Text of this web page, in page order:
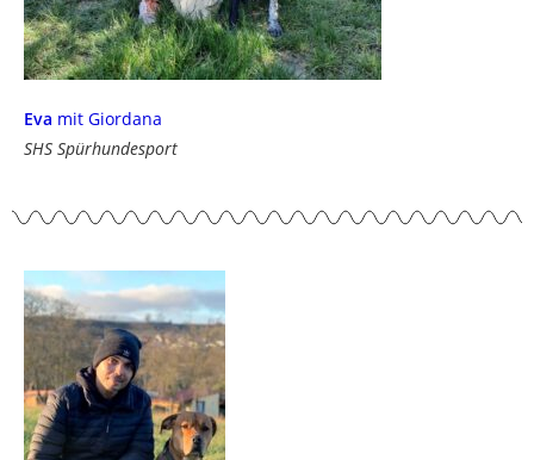
Eva mit Giordana
SHS Spürhundesport